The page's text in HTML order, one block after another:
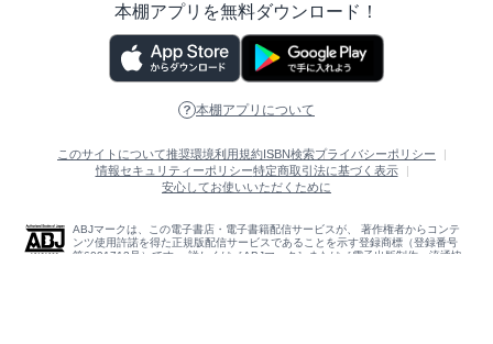
本棚アプリを無料ダウンロード！
本棚アプリについて
このサイトについて推奨環境利用規約ISBN検索プライバシーポリシー
情報セキュリティーポリシー特定商取引法に基づく表示
安心してお使いいただくために
ABJマークは、この電子書店・電子書籍配信サービスが、 著作権者からコンテ
ンツ使用許諾を得た正規版配信サービスであることを示す登録商標（登録番号
第6091713号）です。 詳しくは［ABJマーク］または［電子出版制作・流通協